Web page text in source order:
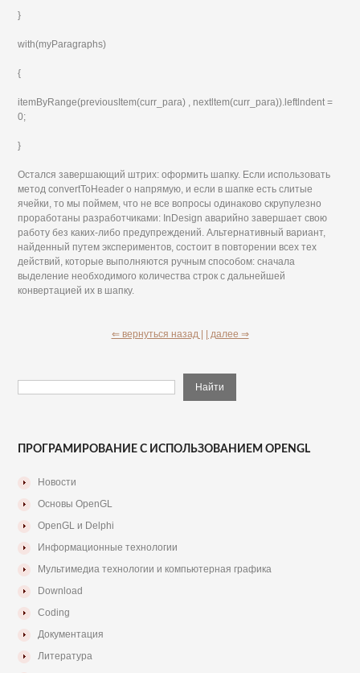
}
with(myParagraphs)
{
itemByRange(previousItem(curr_para) , nextltem(curr_para)).leftlndent =
0;
}
Остался завершающий штрих: оформить шапку. Если использовать
метод convertToHeader о напрямую, и если в шапке есть слитые
ячейки, то мы поймем, что не все вопросы одинаково скрупулезно
проработаны разработчиками: InDesign аварийно завершает свою
работу без каких-либо предупреждений. Альтернативный вариант,
найденный путем экспериментов, состоит в повторении всех тех
действий, которые выполняются ручным способом: сначала
выделение необходимого количества строк с дальнейшей
конвертацией их в шапку.
⇐ вернуться назад | | далее ⇒
ПРОГРАМИРОВАНИЕ С ИСПОЛЬЗОВАНИЕМ OPENGL
Новости
Основы OpenGL
OpenGL и Delphi
Информационные технологии
Мультимедиа технологии и компьютерная графика
Download
Coding
Документация
Литература